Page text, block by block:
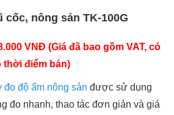
cốc, nông sản TK-100G
VNĐ (Giá đã bao gồm VAT, có
thời điểm bán)
đo độ ẩm nông sản được sử dụng
đo nhanh, thao tác đơn giản và giá